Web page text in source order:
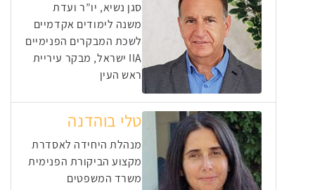
סגן נשיא, יו”ר ועדת
משנה לימודים אקדמיים
לשכת המבקרים הפנימיים
IIA ישראל, מבקר עיריית
ראש העין
טלי בוהדנה
מנהלת היחידה לאסדרת
מקצוע הביקורת הפנימית
משרד המשפטים